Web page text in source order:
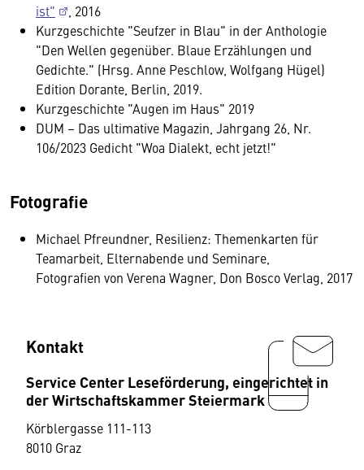
ist"
, 2016
Kurzgeschichte "Seufzer in Blau" in der Anthologie
"Den Wellen gegenüber. Blaue Erzählungen und
Gedichte." (Hrsg. Anne Peschlow, Wolfgang Hügel)
Edition Dorante, Berlin, 2019.
Kurzgeschichte "Augen im Haus" 2019
DUM – Das ultimative Magazin, Jahrgang 26, Nr.
106/2023 Gedicht "Woa Dialekt, echt jetzt!"
Fotografie
Michael Pfreundner, Resilienz: Themenkarten für
Teamarbeit, Elternabende und Seminare,
Fotografien von Verena Wagner, Don Bosco Verlag, 2017
Kontakt
Service Center Leseförderung, eingerichtet in
der Wirtschaftskammer Steiermark
Körblergasse 111-113
8010 Graz